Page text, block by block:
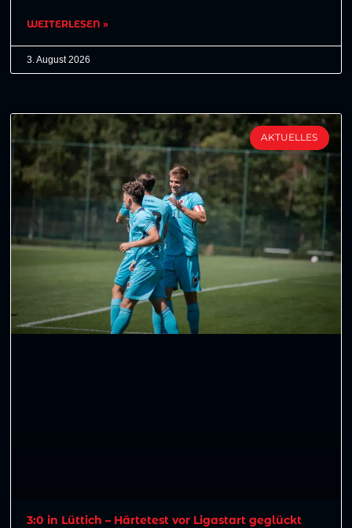
WEITERLESEN »
3. August 2026
AKTUELLES
3:0 in Lüttich – Härtetest vor Ligastart geglückt